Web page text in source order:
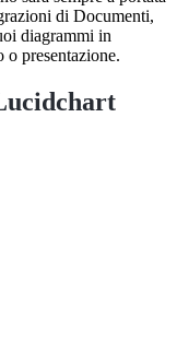
di Documenti,
diagrammi in
presentazione.